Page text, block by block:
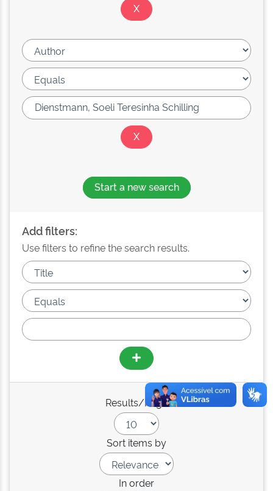
Start a new search
Add filters:
Use filters to refine the search results.
Results/Page
Sort items by
In order